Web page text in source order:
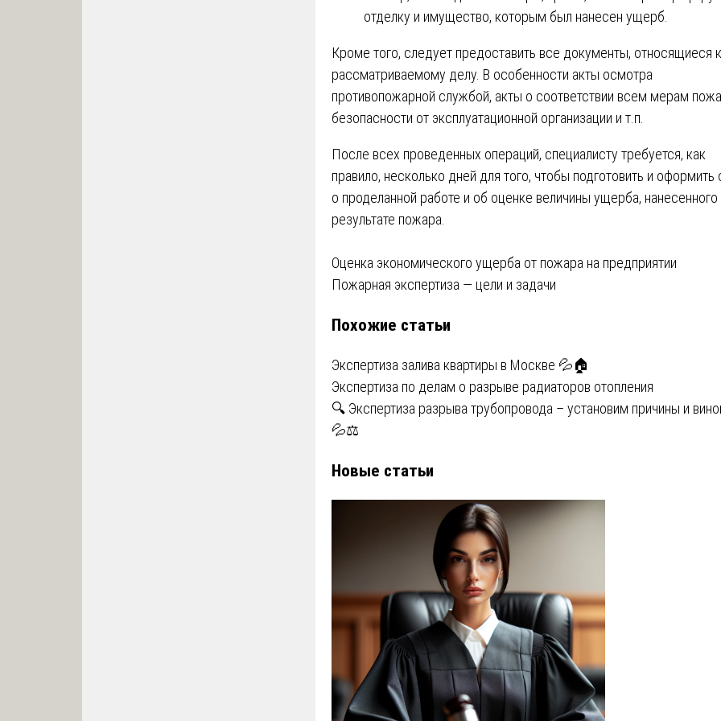
отделку и имущество, которым был нанесен ущерб.
Кроме того, следует предоставить все документы, относящиеся к
рассматриваемому делу. В особенности акты осмотра
противопожарной службой, акты о соответствии всем мерам
безопасности от эксплуатационной организации и т.п.
После всех проведенных операций, специалисту требуется‚ как
правило‚ несколько дней для того, чтобы подготовить и оформить
о проделанной работе и об оценке величины ущерба, нанесенного
результате пожара.
Навигация
записям
Оценка экономического ущерба от пожара на предприятии
Пожарная экспертиза — цели и задачи
Похожие статьи
Экспертиза залива квартиры в Москве 💦🏠
Экспертиза по делам о разрыве радиаторов отопления
🔍 Экспертиза разрыва трубопровода – установим причины и
💦⚖️
Новые статьи